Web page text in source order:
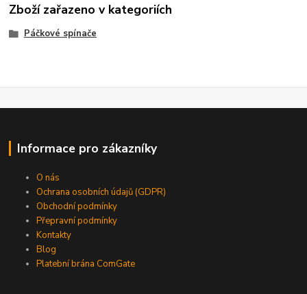
Zboží zařazeno v kategoriích
Páčkové spínače
Informace pro zákazníky
O nás
Ochrana osobních údajů (GDPR)
Obchodní podmínky
Přepravní podmínky
Kontakty
Blog
Platební brána ComGate